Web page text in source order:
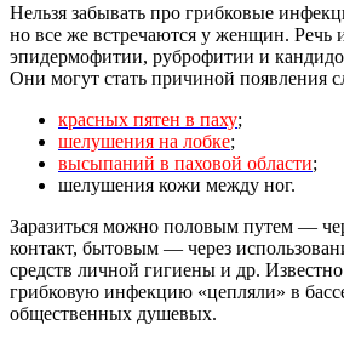
Нельзя забывать про грибковые
но все же встречаются у женщин. Речь
эпидермофитии, руброфитии и
Они могут стать причиной появления
красных пятен в паху;
шелушения на лобке;
высыпаний в паховой области;
шелушения кожи между ног.
Заразиться можно половым путем —
контакт, бытовым — через
средств личной гигиены и др.
грибковую инфекцию «цепляли» в
общественных душевых.